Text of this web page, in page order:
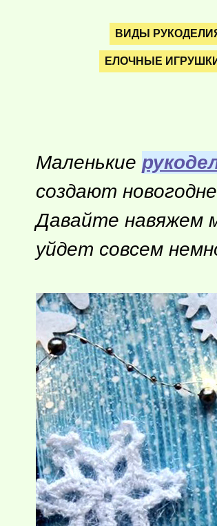
ВИДЫ
ЕЛОЧНЫЕ
Маленькие
создают
Давайте навяжем
уйдет совсем